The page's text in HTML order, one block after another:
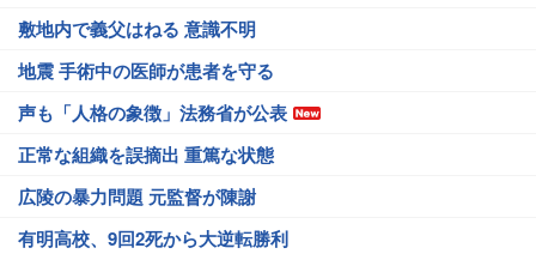
敷地内で義父はねる 意識不明
地震 手術中の医師が患者を守る
声も「人格の象徴」法務省が公表
正常な組織を誤摘出 重篤な状態
広陵の暴力問題 元監督が陳謝
有明高校、9回2死から大逆転勝利